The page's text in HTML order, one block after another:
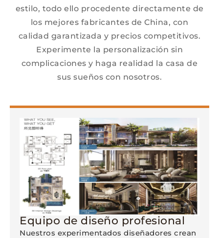
estilo, todo ello procedente directamente de
los mejores fabricantes de China, con
calidad garantizada y precios competitivos.
Experimente la personalización sin
complicaciones y haga realidad la casa de
sus sueños con nosotros.
Equipo de diseño profesional
Nuestros experimentados diseñadores crean